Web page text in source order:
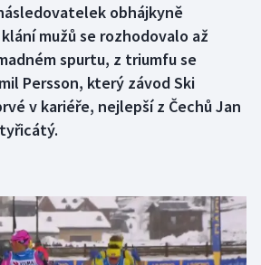
obhájkyně
mužů se rozhodovalo až
spurtu, z triumfu se
Persson, který závod Ski
v kariéře, nejlepší z Čechů Jan